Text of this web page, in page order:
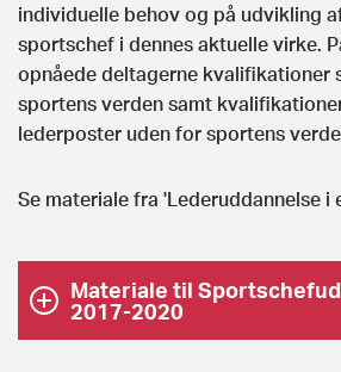
individuelle behov og på udvikling
sportschef i dennes aktuelle virke.
opnåede deltagerne kvalifikationer
sportens verden samt
lederposter uden for sportens
Se materiale fra 'Lederuddannelse i
Materiale til
2017-2020